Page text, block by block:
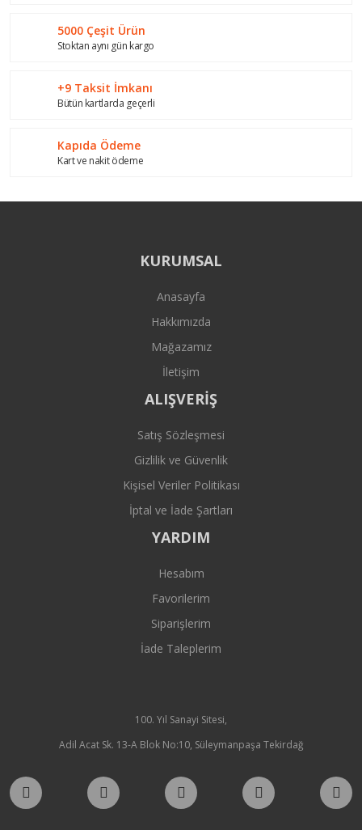
Bu ürüne benzer farklı alternatifler olmalı.
5000 Çeşit Ürün
Stoktan aynı gün kargo
+9 Taksit İmkanı
Bütün kartlarda geçerli
Kapıda Ödeme
Kart ve nakit ödeme
KURUMSAL
Anasayfa
Hakkımızda
Mağazamız
İletişim
ALIŞVERİŞ
Satış Sözleşmesi
Gizlilik ve Güvenlik
Kişisel Veriler Politikası
İptal ve İade Şartları
YARDIM
Hesabım
Favorilerim
Siparişlerim
İade Taleplerim
100. Yıl Sanayi Sitesi,
Adil Acat Sk. 13-A Blok No:10, Süleymanpaşa Tekirdağ